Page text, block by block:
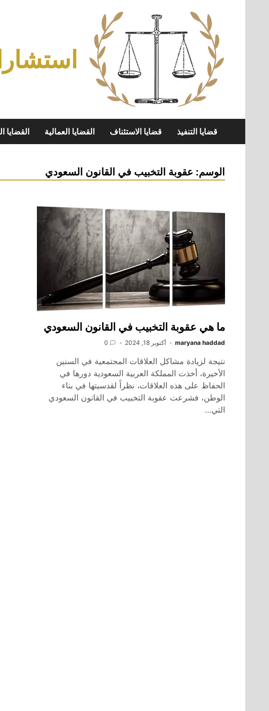
قضايا التنفيذ قضايا الاستئناف القضايا العمالية القضايا
الوسم: عقوبة التخبيب في القانون السعودي
ما هي عقوبة التخبيب في القانون السعودي
maryana haddad أكتوبر 18, 2024 0
نتيجة لزيادة مشاكل العلاقات المجتمعية في السنين
الأخيرة، أخذت المملكة العربية السعودية دورها في
الحفاظ على هذه العلاقات، نظراً لقدسيتها في بناء
الوطن، فشرعت عقوبة التخبيب في القانون السعودي
التي…